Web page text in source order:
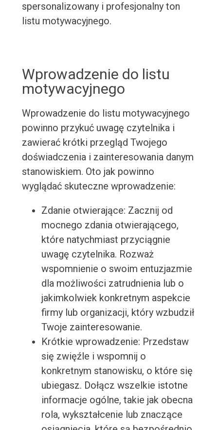
spersonalizowany i profesjonalny ton
listu motywacyjnego.
Wprowadzenie do listu
motywacyjnego
Wprowadzenie do listu motywacyjnego
powinno przykuć uwagę czytelnika i
zawierać krótki przegląd Twojego
doświadczenia i zainteresowania danym
stanowiskiem. Oto jak powinno
wyglądać skuteczne wprowadzenie:
Zdanie otwierające: Zacznij od
mocnego zdania otwierającego,
które natychmiast przyciągnie
uwagę czytelnika. Rozważ
wspomnienie o swoim entuzjazmie
dla możliwości zatrudnienia lub o
jakimkolwiek konkretnym aspekcie
firmy lub organizacji, który wzbudził
Twoje zainteresowanie.
Krótkie wprowadzenie: Przedstaw
się zwięźle i wspomnij o
konkretnym stanowisku, o które się
ubiegasz. Dołącz wszelkie istotne
informacje ogólne, takie jak obecna
rola, wykształcenie lub znaczące